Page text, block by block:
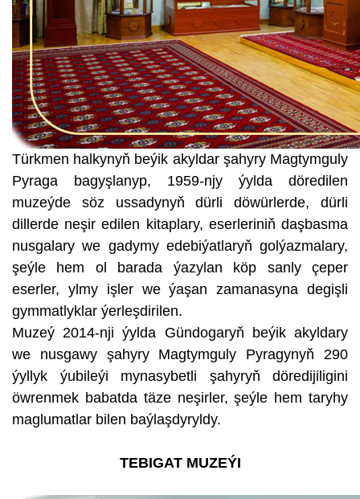
Türkmen halkynyň beýik akyldar şahyry Magtymguly
Pyraga bagyşlanyp, 1959-njy ýylda döredilen
muzeýde söz ussadynyň dürli döwürlerde, dürli
dillerde neşir edilen kitaplary, eserleriniň daşbasma
nusgalary we gadymy edebiýatlaryň golýazmalary,
şeýle hem ol barada ýazylan köp sanly çeper
eserler, ylmy işler we ýaşan zamanasyna degişli
gymmatlyklar ýerleşdirilen.
Muzeý 2014-nji ýylda Gündogaryň beýik akyldary
we nusgawy şahyry Magtymguly Pyragynyň 290
ýyllyk ýubileýi mynasybetli şahyryň döredijiligini
öwrenmek babatda täze neşirler, şeýle hem taryhy
maglumatlar bilen baýlaşdyryldy.
TEBIGAT MUZEÝI